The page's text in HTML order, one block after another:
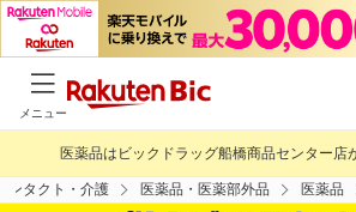
メニュー
医薬品はビックドラッグ船橋商品センター店
ンタクト・介護 医薬品・医薬部外品 医薬品